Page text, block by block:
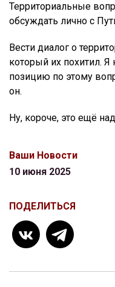
Территориальные
обсуждать лично с
Вести диалог о
который их похитил.
позицию по этому
он.
Ну, короче, это ещё
Ваши Новости
10 июня 2025
ПОДЕЛИТЬСЯ